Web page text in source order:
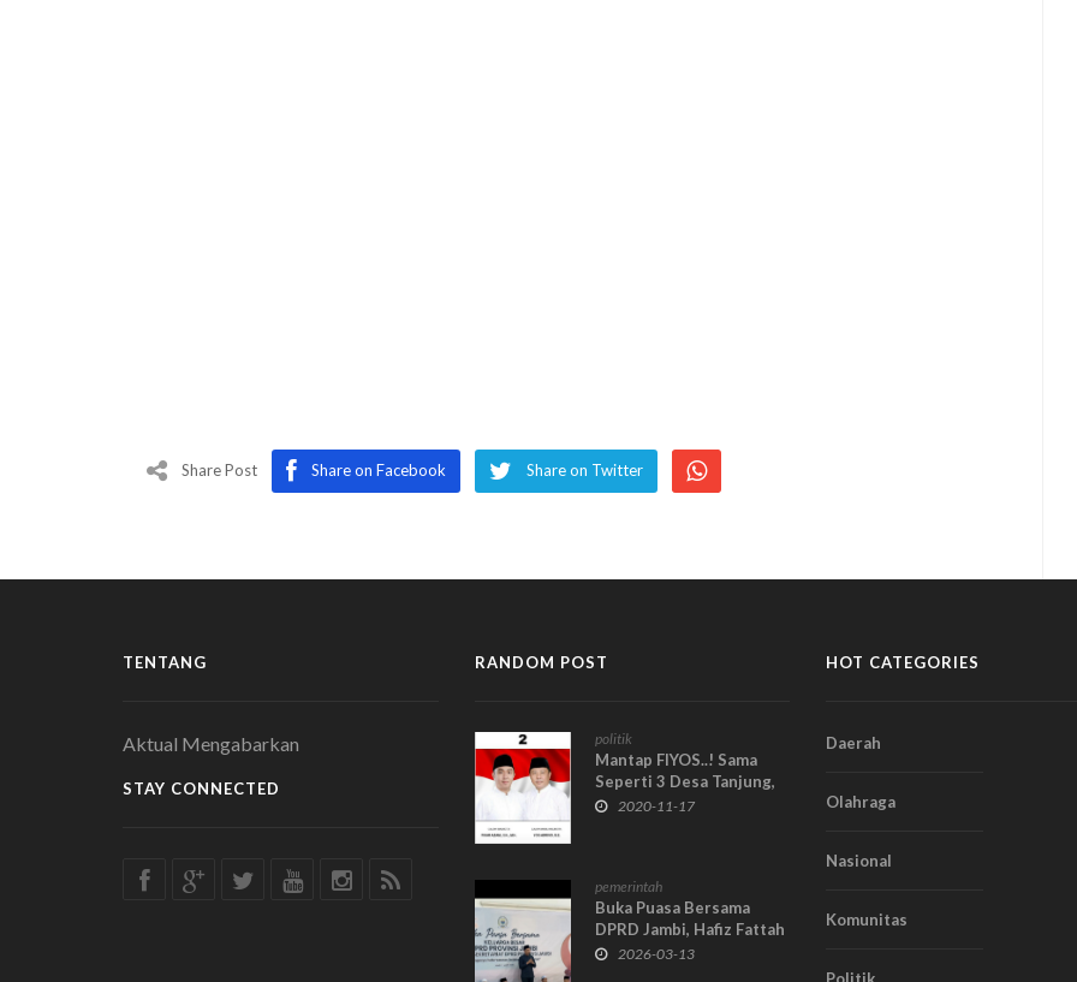
Share Post Share on Facebook Share on Twitter
TENTANG
Aktual Mengabarkan
STAY CONNECTED
RANDOM POST
politik
Mantap FIYOS..! Sama
Seperti 3 Desa Tanjung,
Dusun Cangking Desa
2020-11-17
pemerintah
Buka Puasa Bersama
DPRD Jambi, Hafiz Fattah
Ajak Pererat Silaturahmi
2026-03-13
HOT CATEGORIES
Daerah
Olahraga
Nasional
Komunitas
Politik